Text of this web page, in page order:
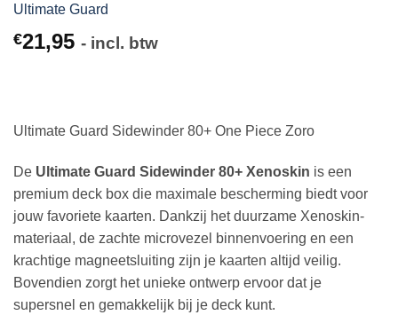
Ultimate Guard
€21,95 - incl. btw
Ultimate Guard Sidewinder 80+ One Piece Zoro
De Ultimate Guard Sidewinder 80+ Xenoskin is een
premium deck box die maximale bescherming biedt voor
jouw favoriete kaarten. Dankzij het duurzame Xenoskin-
materiaal, de zachte microvezel binnenvoering en een
krachtige magneetsluiting zijn je kaarten altijd veilig.
Bovendien zorgt het unieke ontwerp ervoor dat je
supersnel en gemakkelijk bij je deck kunt.